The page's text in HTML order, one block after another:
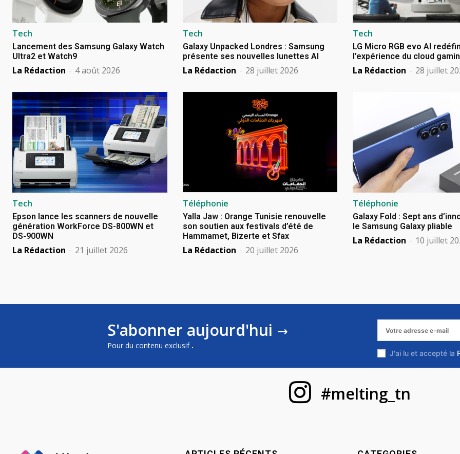
Tech
Lancement des Samsung Galaxy Watch
Ultra2 et Watch9
La Rédaction - 4 août 2026
Tech
Galaxy Unpacked Londres : Samsung
présente ses nouvelles lunettes AI
La Rédaction - 28 juillet 2026
Tech
LG Micro RGB evo AI
l’expérience du cloud
La Rédaction - 28 juillet
Tech
Epson lance les scanners de nouvelle
génération WorkForce DS-800WN et
DS-900WN
La Rédaction - 21 juillet 2026
Téléphonie
Yalla Jaw : Orange Tunisie renouvelle
son soutien aux festivals d’été de
Hammamet, Bizerte et Sfax
La Rédaction - 20 juillet 2026
Téléphonie
Galaxy Fold : Sept ans
le Samsung Galaxy pliable
La Rédaction - 10 juillet
S'abonner aujourd'hui
Pour du contenu exclusif .
J'ai lu et accepté la
#melting_tn